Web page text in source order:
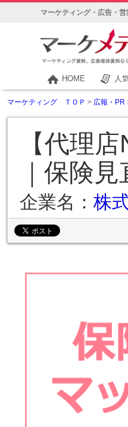
マーケティング・広告・
HOME 人
マーケティング ＴＯＰ > 広報・PR
【代理
｜保険
企業名： 株